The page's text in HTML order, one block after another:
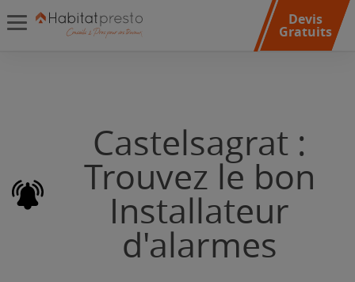
Devis
Gratuits
Castelsagrat :
Trouvez le bon
Installateur
d'alarmes